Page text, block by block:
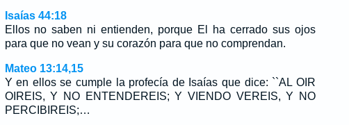
Isaías 44:18
Ellos no saben ni entienden, porque El ha cerrado sus ojos
para que no vean y su corazón para que no comprendan.
Mateo 13:14,15
Y en ellos se cumple la profecía de Isaías que dice: ``AL OIR
OIREIS, Y NO ENTENDEREIS; Y VIENDO VEREIS, Y NO
PERCIBIREIS;…